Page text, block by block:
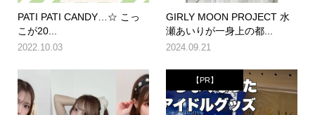
PATI PATI CANDY…☆ こっ
こが20...
2022.10.03
GIRLY MOON PROJECT 水
瀬あいりが一身上の都...
2024.09.21
【PR】